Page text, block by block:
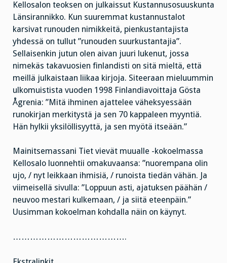
Kellosalon teoksen on julkaissut Kustannusosuuskunta
Länsirannikko. Kun suuremmat kustannustalot
karsivat runouden nimikkeitä, pienkustantajista
yhdessä on tullut ”runouden suurkustantajia”.
Sellaisenkin jutun olen aivan juuri lukenut, jossa
nimekäs takavuosien finlandisti on sitä mieltä, että
meillä julkaistaan liikaa kirjoja. Siteeraan mieluummin
ulkomuistista vuoden 1998 Finlandiavoittaja Gösta
Ågrenia: ”Mitä ihminen ajattelee väheksyessään
runokirjan merkitystä ja sen 70 kappaleen myyntiä.
Hän hylkii yksilöllisyyttä, ja sen myötä itseään.”
Mainitsemassani Tiet vievät muualle -kokoelmassa
Kellosalo luonnehtii omakuvaansa: ”nuorempana olin
ujo, / nyt leikkaan ihmisiä, / runoista tiedän vähän. Ja
viimeisellä sivulla: ”Loppuun asti, ajatuksen päähän /
neuvoo mestari kulkemaan, / ja siitä eteenpäin.”
Uusimman kokoelman kohdalla näin on käynyt.
………………………………….